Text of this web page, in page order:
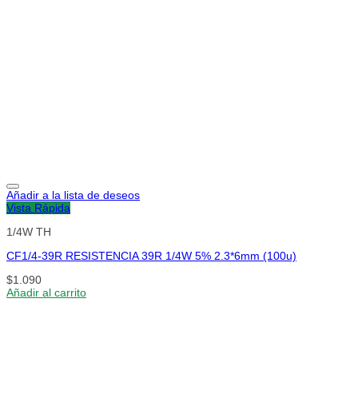
Añadir a la lista de deseos
Vista Rápida
1/4W TH
CF1/4-39R RESISTENCIA 39R 1/4W 5% 2.3*6mm (100u)
$1.090
Añadir al carrito